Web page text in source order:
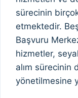
sürecinin
etmektedir.
Başvuru
hizmetler,
alım sürecinin
yönetilmesine